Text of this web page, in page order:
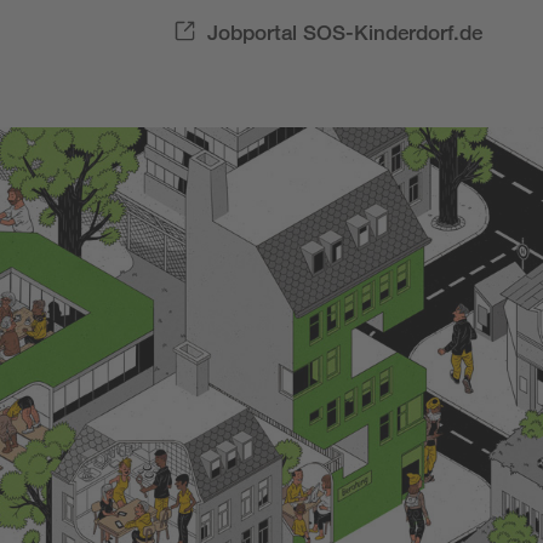
Jobportal SOS-Kinderdorf.de